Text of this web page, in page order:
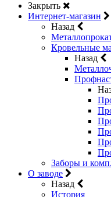
Закрыть
Интернет-магазин
Назад
Кровельные
Назад
Заборы и
О заводе
Назад
История